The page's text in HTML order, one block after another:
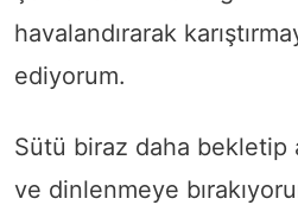
havalandırarak
ediyorum.
Sütü biraz daha bekletip
ve dinlenmeye